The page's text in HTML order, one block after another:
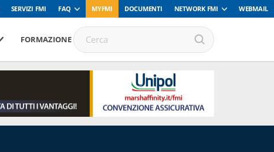
SERVIZI FMI FAQ MYFMI DOCUMENTI NETWORK FMI WEBMAIL
FORMAZIONE